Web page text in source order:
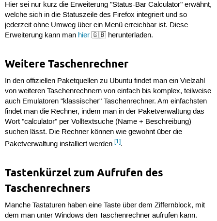
Hier sei nur kurz die Erweiterung "Status-Bar Calculator" erwähnt,
welche sich in die Statuszeile des Firefox integriert und so
jederzeit ohne Umweg über ein Menü erreichbar ist. Diese
Erweiterung kann man hier🇬🇧 herunterladen.
Weitere Taschenrechner
In den offiziellen Paketquellen zu Ubuntu findet man ein Vielzahl
von weiteren Taschenrechnern von einfach bis komplex, teilweise
auch Emulatoren "klassischer" Taschenrechner. Am einfachsten
findet man die Rechner, indem man in der Paketverwaltung das
Wort "calculator" per Volltextsuche (Name + Beschreibung)
suchen lässt. Die Rechner können wie gewohnt über die
Paketverwaltung installiert werden [1].
Tastenkürzel zum Aufrufen des
Taschenrechners
Manche Tastaturen haben eine Taste über dem Ziffernblock, mit
dem man unter Windows den Taschenrechner aufrufen kann.